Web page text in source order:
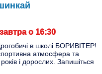
о 16:30
в школі БОРИВІТЕР!
атмосфера та
і дорослих. Запишіться